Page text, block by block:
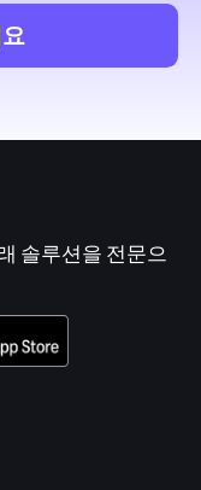
솔루션을 전문으